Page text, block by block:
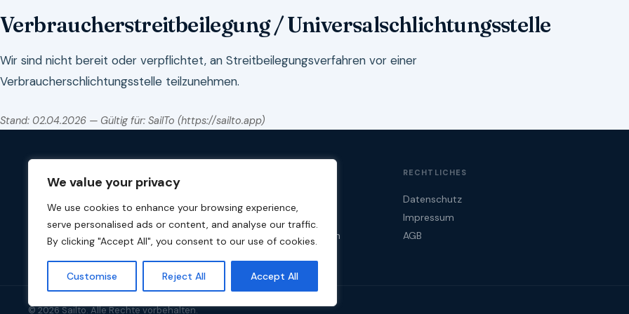
We value your privacy
We use cookies to enhance your browsing experience,
serve personalised ads or content, and analyse our traffic.
By clicking "Accept All", you consent to our use of cookies.
Customise Reject All Accept All
Verbraucherstreitbeilegung / Universalschlichtungsstelle
Wir sind nicht bereit oder verpflichtet, an Streitbeilegungsverfahren vor einer
Verbraucherschlichtungsstelle teilzunehmen.
Stand: 02.04.2026 — Gültig für: SailTo (https://sailto.app)
Sail to your next adventure.
Kostenlos starten
RECHTLICHES
Datenschutz
Impressum
AGB
© 2026 Sailto. Alle Rechte vorbehalten.